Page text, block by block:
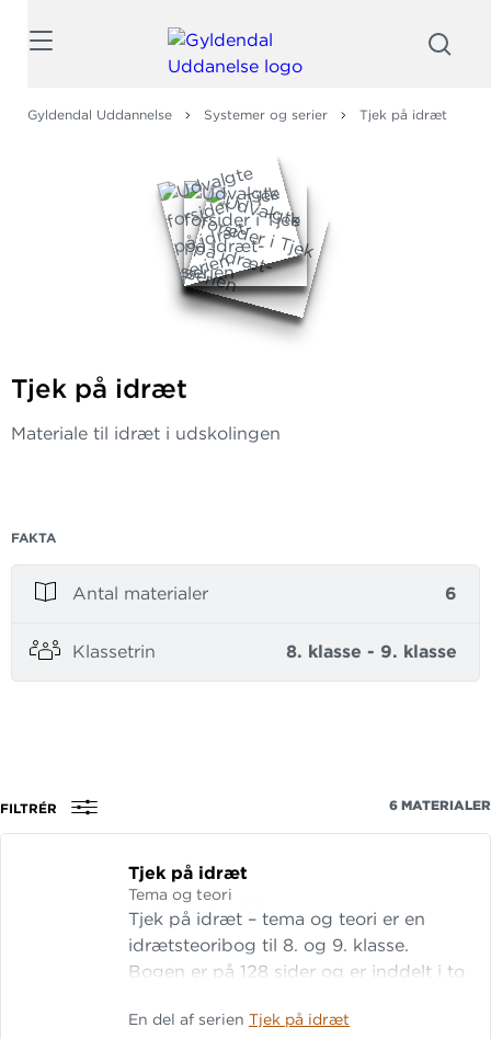
Gyldendal Uddannelse Systemer og serier Tjek på idræt
Tjek på idræt
Materiale til idræt i udskolingen
FAKTA
Antal materialer 6
Klassetrin 8. klasse - 9. klasse
FILTRÉR 6 MATERIALER
Tjek på idræt
Tema og teori
Tjek på idræt – tema og teori er en
idrætsteoribog til 8. og 9. klasse.
Bogen er på 128 sider og er inddelt i to
Første del af bogen indeholder 12
En del af serien Tjek på idræt